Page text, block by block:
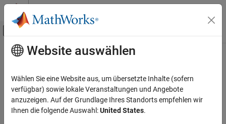
Weiter zum Inhalt
Umschaltung für Off-Canvas-
Startseite der Dokumentation
Hauptinhalt
How useful was this information?
Website auswählen
Wählen Sie eine Website aus, um übersetzte Inhalte (sofern
verfügbar) sowie lokale Veranstaltungen und Angebote
anzuzeigen. Auf der Grundlage Ihres Standorts empfehlen wir
Ihnen die folgende Auswahl:United States.